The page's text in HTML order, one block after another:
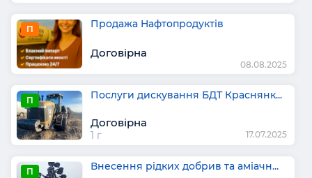
П Продажа Нафтопродуктів
Договірна
08.08.2025
П Послуги дискування БДТ Краснянк...
Договірна
1 г 17.07.2025
П Внесення рідких добрив та аміачн...